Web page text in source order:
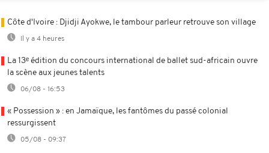
Côte d'Ivoire : Djidji Ayokwe, le tambour parleur retrouve son village
Il y a 4 heures
La 13ᵉ édition du concours international de ballet sud-africain ouvre
la scène aux jeunes talents
06/08 - 16:53
« Possession » : en Jamaïque, les fantômes du passé colonial
ressurgissent
05/08 - 09:37